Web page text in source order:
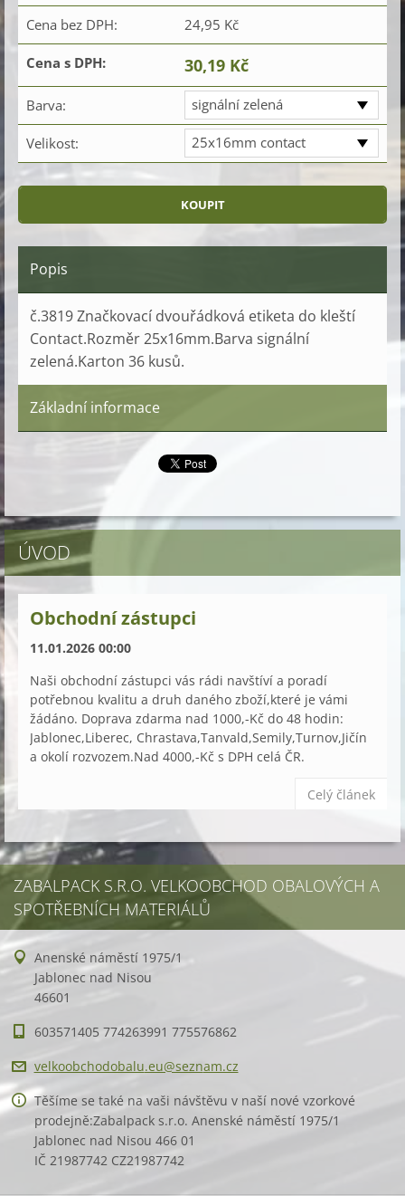
Cena bez DPH: 24,95 Kč
Cena s DPH: 30,19 Kč
Barva: signální zelená
Velikost: 25x16mm contact
Popis
č.3819 Značkovací dvouřádková etiketa do kleští
Contact.Rozměr 25x16mm.Barva signální
zelená.Karton 36 kusů.
Základní informace
ÚVOD
Obchodní zástupci
11.01.2026 00:00
Naši obchodní zástupci vás rádi navštíví a poradí
potřebnou kvalitu a druh daného zboží,které je vámi
žádáno. Doprava zdarma nad 1000,-Kč do 48 hodin:
Jablonec,Liberec, Chrastava,Tanvald,Semily,Turnov,Jičín
a okolí rozvozem.Nad 4000,-Kč s DPH celá ČR.
Celý článek
ZABALPACK S.R.O. VELKOOBCHOD OBALOVÝCH A
SPOTŘEBNÍCH MATERIÁLŮ
Anenské náměstí 1975/1
Jablonec nad Nisou
46601
603571405 774263991 775576862
velkoobchodobalu.eu@seznam.cz
Těšíme se také na vaši návštěvu v naší nové vzorkové
prodejně:Zabalpack s.r.o. Anenské náměstí 1975/1
Jablonec nad Nisou 466 01
IČ 21987742 CZ21987742